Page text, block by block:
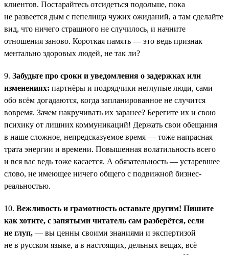
клиентов. Постарайтесь отсидеться подольше, пока
не развеется дым с пепелища чужих ожиданий, а там сделайте
вид, что ничего страшного не случилось, и начните
отношения заново. Короткая память — это ведь признак
ментально здоровых людей, не так ли?
9. Забудьте про сроки и уведомления о задержках или
изменениях: партнёры и подрядчики неглупые люди, сами
обо всём догадаются, когда запланированное не случится
вовремя. Зачем накручивать их заранее? Берегите их и свою
психику от лишних коммуникаций! Держать свои обещания
в наше сложное, непредсказуемое время — тоже напрасная
трата энергии и времени. Повышенная волатильность всего
и вся вас ведь тоже касается. А обязательность — устаревшее
слово, не имеющее ничего общего с подвижной бизнес-
реальностью.
10. Вежливость и грамотность оставьте другим! Пишите
как хотите, с запятыми читатель сам разберётся, если
не глуп, — вы ценны своими знаниями и экспертизой
не в русском языке, а в настоящих, дельных вещах, всё